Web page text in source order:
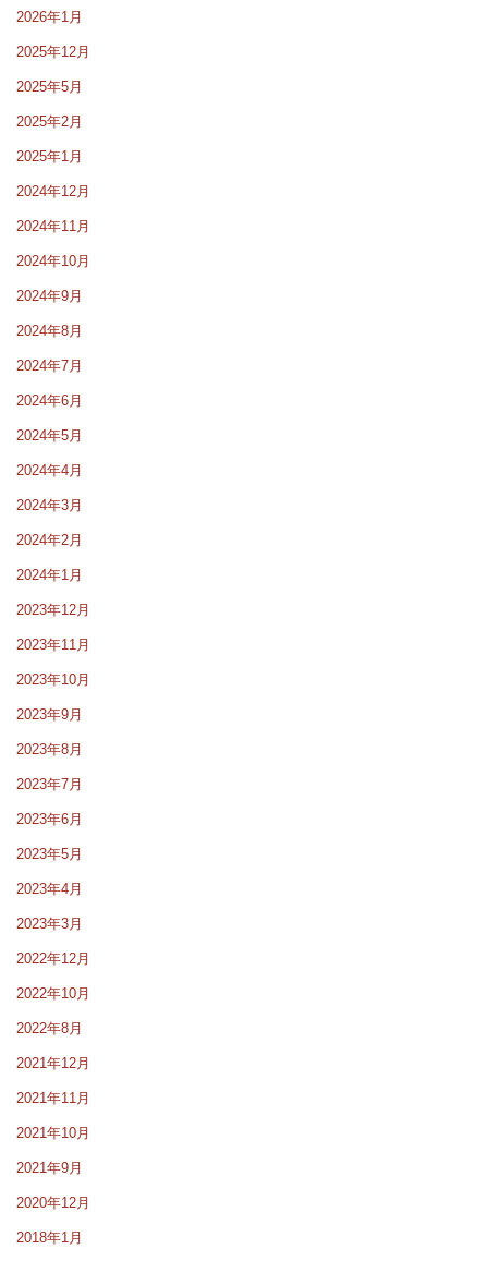
2026年1月
2025年12月
2025年5月
2025年2月
2025年1月
2024年12月
2024年11月
2024年10月
2024年9月
2024年8月
2024年7月
2024年6月
2024年5月
2024年4月
2024年3月
2024年2月
2024年1月
2023年12月
2023年11月
2023年10月
2023年9月
2023年8月
2023年7月
2023年6月
2023年5月
2023年4月
2023年3月
2022年12月
2022年10月
2022年8月
2021年12月
2021年11月
2021年10月
2021年9月
2020年12月
2018年1月